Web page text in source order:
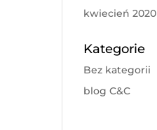
kwiecień 2020
Kategorie
Bez kategorii
blog C&C